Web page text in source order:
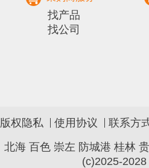
找产品
找公司
版权隐私 使用协议
联系方
北海 百色 崇左 防城港 桂林
(c)2025-